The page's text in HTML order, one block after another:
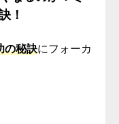
！
の秘訣にフォーカ